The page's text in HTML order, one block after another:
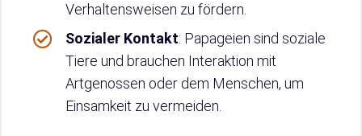
Verhaltensweisen zu fördern.
Sozialer Kontakt: Papageien sind soziale
Tiere und brauchen Interaktion mit
Artgenossen oder dem Menschen, um
Einsamkeit zu vermeiden.